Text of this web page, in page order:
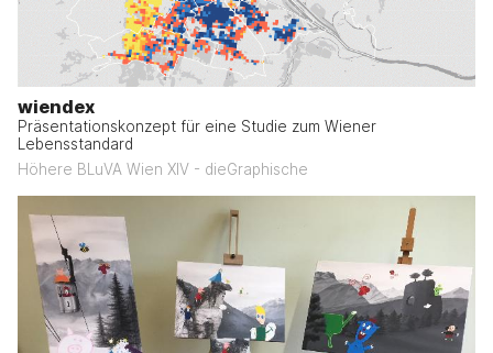
wiendex
Präsentationskonzept für eine Studie zum Wiener
Lebensstandard
Höhere BLuVA Wien XIV - dieGraphische